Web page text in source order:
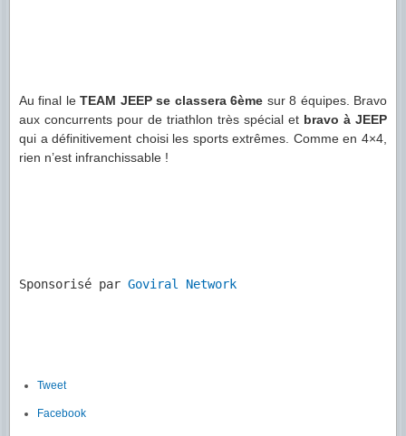
Au final leTEAM JEEP se classera 6ème sur 8 équipes. Bravo
aux concurrents pour de triathlon très spécial et bravo à JEEP
qui a définitivement choisi les sports extrêmes. Comme en 4×4,
rien n’est infranchissable !
Sponsorisé par Goviral Network
Tweet
Facebook